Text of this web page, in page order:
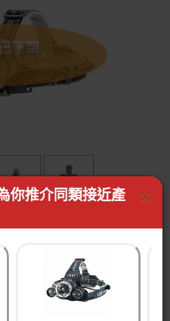
下架
LED強光頭燈
×
你推介同類接近產